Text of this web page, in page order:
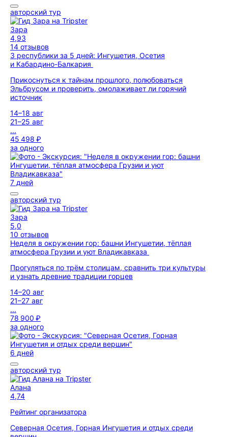
авторский тур
Зара
4,93
14 отзывов
3 республики за 5 дней: Ингушетия, Осетия
и Кабардино-Балкария
Прикоснуться к тайнам прошлого, полюбоваться
Эльбрусом и проверить, омолаживает ли горячий
источник
14–18 авг
21–25 авг
...
45 498 ₽
за одного
7 дней
авторский тур
Зара
5,0
10 отзывов
Неделя в окружении гор: башни Ингушетии, тёплая
атмосфера Грузии и уют Владикавказа
Прогуляться по трём столицам, сравнить три культуры
и узнать древние традиции горцев
14–20 авг
21–27 авг
...
78 900 ₽
за одного
6 дней
авторский тур
Алана
4,74
Рейтинг организатора
Северная Осетия, Горная Ингушетия и отдых среди